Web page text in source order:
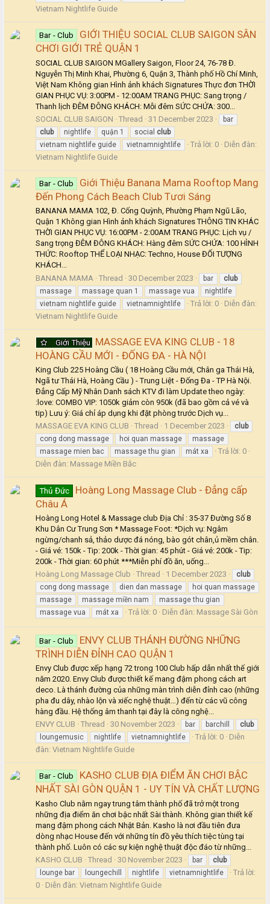
Vietnam Nightlife Guide
Bar - Club
GIỚI THIỆU SOCIAL CLUB SAIGON SÂN
CHƠI GIỚI TRẺ QUẬN 1
SOCIAL CLUB SAIGON MGallery Saigon, Floor 24, 76-78 Đ.
Nguyễn Thị Minh Khai, Phường 6, Quận 3, Thành phố Hồ Chí Minh,
Việt Nam Không gian Hình ảnh khách Signatures Thực đơn THỜI
GIAN PHỤC VỤ: 3:00PM - 12:00AM TRANG PHỤC: Sang trọng /
Thanh lịch ĐÊM ĐÔNG KHÁCH: Mỗi đêm SỨC CHỨA: 300...
SOCIAL CLUB SAIGON
Thread 31 December 2023
bar
club
nightlife quận 1 social club
vietnam nightlife guide
vietnamnightlife Trả lời: 0
Diễn đàn:
Vietnam Nightlife Guide
Bar - Club
Giới Thiệu Banana Mama Rooftop Mang
Đến Phong Cách Beach Club Tươi Sáng
BANANA MAMA 102, Đ. Cống Quỳnh, Phường Phạm Ngũ Lão,
Quận 1 Không gian Hình ảnh khách Signatures THÔNG TIN KHÁC
THỜI GIAN PHỤC VỤ: 16:00PM - 2:00AM TRANG PHỤC: Lịch vụ /
Sang trọng ĐÊM ĐÔNG KHÁCH: Hàng đêm SỨC CHỨA: 100 HÌNH
THỨC: Rooftop THỂ LOẠI NHẠC: Techno, House ĐỐI TƯỢNG
KHÁCH...
BANANA MAMA
Thread 30 December 2023 bar
club
massage
massage quan 1 massage vua
nightlife
vietnam nightlife guide
vietnamnightlife Trả lời: 0
Diễn đàn:
Vietnam Nightlife Guide
Giới Thiệu MASSAGE EVA KING CLUB - 18
HOÀNG CẦU MỚI - ĐỐNG ĐA - HÀ NỘI
King Club 225 Hoàng Cầu ( 18 Hoàng Cầu mới, Chân ga Thái Hà,
Ngã tư Thái Hà, Hoàng Cầu ) - Trung Liệt - Đống Đa - TP Hà Nội.
Đẳng Cấp Mỹ Nhân Danh sách KTV đi làm Update theo ngày:
:love: COMBO VIP: 1050k giảm còn 950k (đã bao gồm cả vé và
tip) Lưu ý: Giá chỉ áp dụng khi đặt phòng trước Dịch vụ...
MASSAGE EVA KING CLUB
Thread 1 December 2023
club
cong dong massage
hoi quan massage
massage
massage mien bac
massage thu gian mát xa
Trả lời: 0
Diễn đàn: Massage Miền Bắc
Thủ Đức
Hoàng Long Massage Club - Đẳng cấp
Châu Á
Hoàng Long Hotel & Massage club Địa Chỉ : 35-37 Đường Số 8
Khu Dân Cư Trung Sơn * Massage Foot: *Dịch vụ: Ngâm
ngừng/chanh sả, thảo dược đá nóng, bào gót chân,ủ mềm chân.
- Giá vé: 150k - Tip: 200k - Thời gian: 45 phút - Giá vé: 200k - Tip:
200k - Thời gian: 60 phút ***Miễn phí đồ ăn, uống...
Hoàng Long Massage Club
Thread 1 December 2023
club
cong dong massage
dien dan massage
hoi quan massage
massage
massage miền nam
massage thu gian
massage vua
mát xa Trả lời: 0 Diễn đàn: Massage Sài Gòn
Bar - Club
ENVY CLUB THÁNH ĐƯỜNG NHỮNG
TRÌNH DIỄN ĐỈNH CAO QUẬN 1
Envy Club được xếp hạng 72 trong 100 Club hấp dẫn nhất thế giới
năm 2020. Envy Club được thiết kế mang đậm phong cách art
deco. Là thánh đường của những màn trình diễn đỉnh cao (những
pha đu dây, nhào lộn và xiếc nghệ thuật…) đến từ các vũ công
hàng đầu. Hệ thống âm thanh tại đây là công nghệ...
ENVY CLUB
Thread 30 November 2023 bar barchill
club
loungemusic
nightlife vietnamnightlife Trả lời: 0
Diễn
đàn: Vietnam Nightlife Guide
Bar - Club
KASHO CLUB ĐỊA ĐIỂM ĂN CHƠI BẬC
NHẤT SÀI GÒN QUẬN 1 - UY TÍN VÀ CHẤT LƯỢNG
Kasho Club nằm ngay trung tâm thành phố đã trở một trong
những địa điểm ăn chơi bậc nhất Sài thành. Không gian thiết kế
mang đậm phong cách Nhật Bản. Kasho là nơi đầu tiên đưa
dòng nhạc House đến với những tín đồ yêu thích tiệc tùng tại
thành phố. Luôn có các sự kiện nghệ thuật độc đáo từ những...
KASHO CLUB
Thread 30 November 2023 bar
club
lounge bar
loungechill nightlife vietnamnightlife
Trả lời:
0
Diễn đàn: Vietnam Nightlife Guide